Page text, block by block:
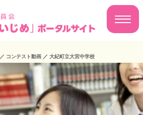
／ コンテスト動画 ／ 大紀町立大宮中学校